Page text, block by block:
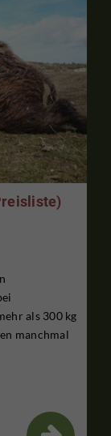
als 300 kg
manchmal